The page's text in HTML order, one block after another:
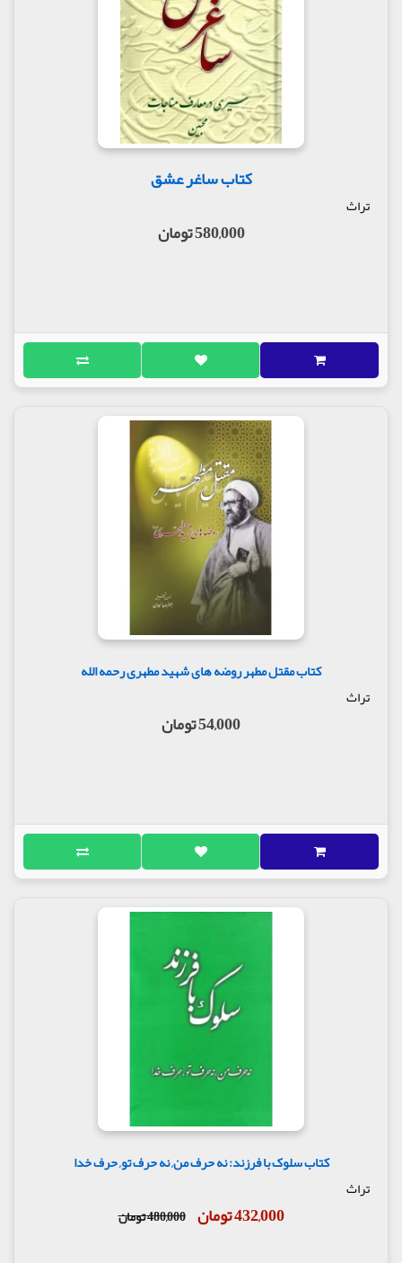
کتاب ساغر عشق
تراث
580,000 تومان
کتاب مقتل مطهر روضه های شهید مطهری رحمه الله
تراث
54,000 تومان
کتاب سلوک با فرزند: نه حرف من, نه حرف تو, حرف خدا
تراث
432,000 تومان 480,000 تومان